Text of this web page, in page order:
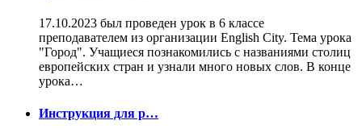
17.10.2023 был проведен урок в 6 классе
преподавателем из организации English City. Тема урока
"Город". Учащиеся познакомились с названиями столиц
европейских стран и узнали много новых слов. В конце
урока…
Инструкция для р…